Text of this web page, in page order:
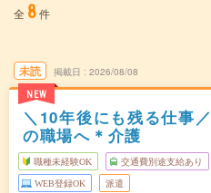
全 8件
未読
NEW
掲載日 2026/08/08
＼10年後にも残る仕事
の職場へ＊介護
職種未経験OK 交通費別途支給あり
WEB登録OK 派遣